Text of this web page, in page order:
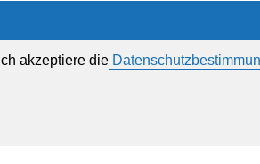
Ich akzeptiere die